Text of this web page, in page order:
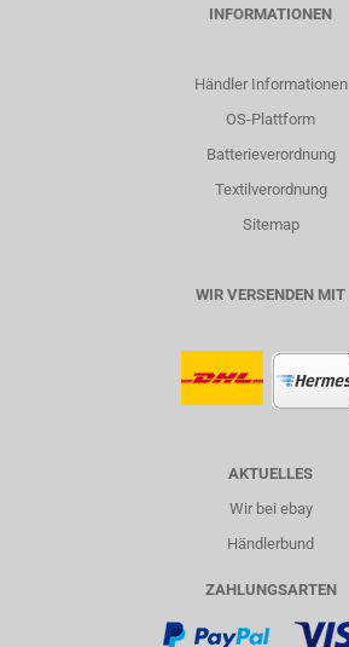
INFORMATIONEN
Händler Informationen
OS-Plattform
Batterieverordnung
Textilverordnung
Sitemap
WIR VERSENDEN MIT
AKTUELLES
Wir bei ebay
Händlerbund
ZAHLUNGSARTEN